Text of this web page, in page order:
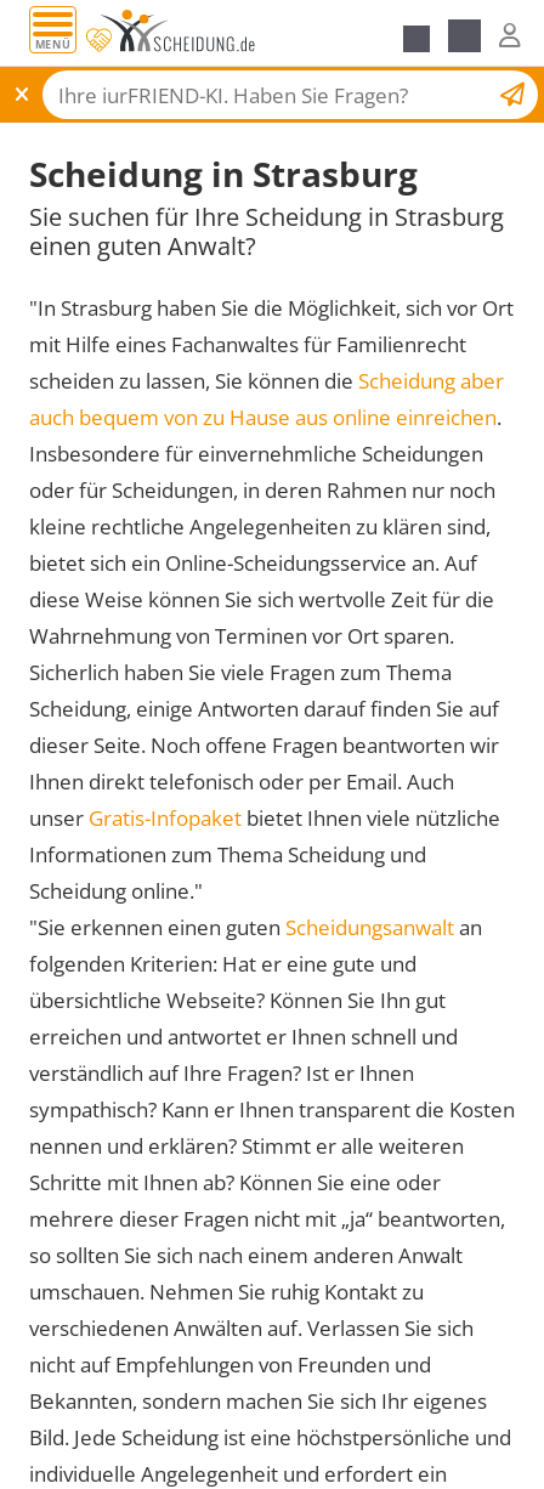
MENÜ
Scheidungsantrag
Scheidung in Strasburg
Sie suchen für Ihre Scheidung in Strasburg
einen guten Anwalt?
"In Strasburg haben Sie die Möglichkeit, sich vor Ort
mit Hilfe eines Fachanwaltes für Familienrecht
scheiden zu lassen, Sie können die Scheidung aber
auch bequem von zu Hause aus online einreichen.
Insbesondere für einvernehmliche Scheidungen
oder für Scheidungen, in deren Rahmen nur noch
kleine rechtliche Angelegenheiten zu klären sind,
bietet sich ein Online-Scheidungsservice an. Auf
diese Weise können Sie sich wertvolle Zeit für die
Wahrnehmung von Terminen vor Ort sparen.
Sicherlich haben Sie viele Fragen zum Thema
Scheidung, einige Antworten darauf finden Sie auf
dieser Seite. Noch offene Fragen beantworten wir
Ihnen direkt telefonisch oder per Email. Auch
unser Gratis-Infopaket bietet Ihnen viele nützliche
Informationen zum Thema Scheidung und
Scheidung online."
"Sie erkennen einen guten Scheidungsanwaltan
folgenden Kriterien: Hat er eine gute und
übersichtliche Webseite? Können Sie Ihn gut
erreichen und antwortet er Ihnen schnell und
verständlich auf Ihre Fragen? Ist er Ihnen
sympathisch? Kann er Ihnen transparent die Kosten
nennen und erklären? Stimmt er alle weiteren
Schritte mit Ihnen ab? Können Sie eine oder
mehrere dieser Fragen nicht mit „ja“ beantworten,
so sollten Sie sich nach einem anderen Anwalt
umschauen. Nehmen Sie ruhig Kontakt zu
verschiedenen Anwälten auf. Verlassen Sie sich
nicht auf Empfehlungen von Freunden und
Bekannten, sondern machen Sie sich Ihr eigenes
Bild. Jede Scheidung ist eine höchstpersönliche und
individuelle Angelegenheit und erfordert ein